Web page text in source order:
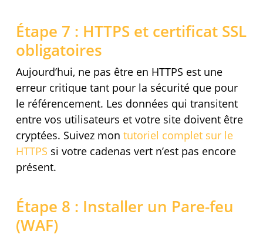
Étape 7 : HTTPS et certificat SSL
obligatoires
Aujourd’hui, ne pas être en HTTPS est une
erreur critique tant pour la sécurité que pour
le référencement. Les données qui transitent
entre vos utilisateurs et votre site doivent être
cryptées. Suivez mon tutoriel complet sur le
HTTPS si votre cadenas vert n’est pas encore
présent.
Étape 8 : Installer un Pare-feu
(WAF)